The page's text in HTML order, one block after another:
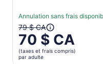
Annulation sans frais
Le
prix
antérieur
était
79 $ CA
70 $ CA
(taxes et frais compris)
par adulte